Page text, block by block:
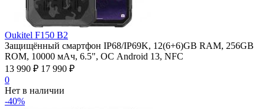
Oukitel F150 B2
Защищённый смартфон IP68/IP69K, 12(6+6)GB RAM, 256GB
ROM, 10000 мАч, 6.5", ОС Android 13, NFC
13 990 ₽ 17 990 ₽
0
Нет в наличии
-40%